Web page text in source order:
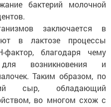
бактерий молочной
заключается в
в лактозе процессы
благодаря чему
возникновения и
Таким образом, по
сыр, обладающий
во многом схож с